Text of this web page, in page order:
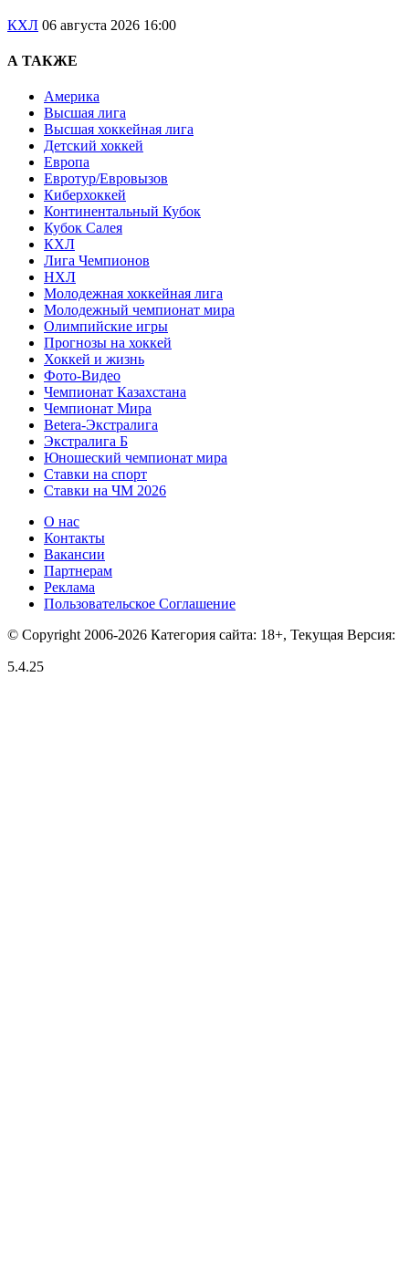
КХЛ 06 августа 2026 16:00
А ТАКЖЕ
Америка
Высшая лига
Высшая хоккейная лига
Детский хоккей
Европа
Евротур/Евровызов
Киберхоккей
Континентальный Кубок
Кубок Салея
КХЛ
Лига Чемпионов
НХЛ
Молодежная хоккейная лига
Молодежный чемпионат мира
Олимпийские игры
Прогнозы на хоккей
Хоккей и жизнь
Фото-Видео
Чемпионат Казахстана
Чемпионат Мира
Betera-Экстралига
Экстралига Б
Юношеский чемпионат мира
Ставки на спорт
Ставки на ЧМ 2026
О нас
Контакты
Вакансии
Партнерам
Реклама
Пользовательское Соглашение
© Copyright 2006-2026 Категория сайта: 18+, Текущая Версия:
5.4.25